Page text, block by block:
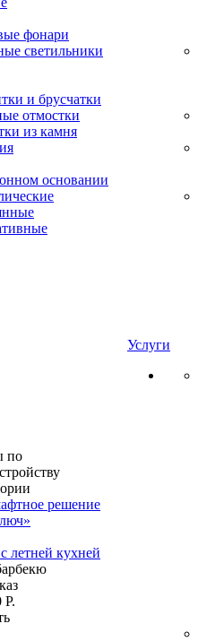
фонари
светильники
и брусчатки
отмостки
из камня
основании
по
решение
летней кухней
Р.
Услуги